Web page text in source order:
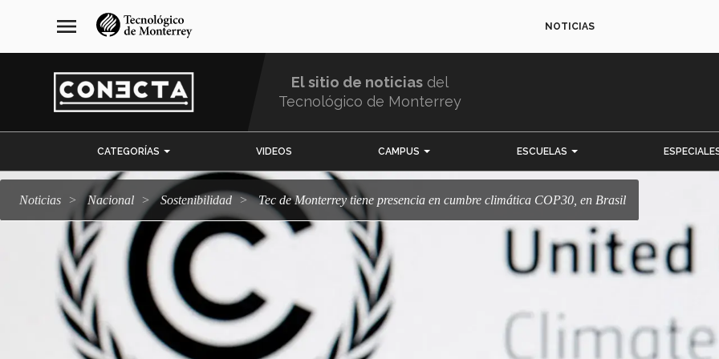
navegación
principal
menu NOTICIAS
El sitio de noticias del
Tecnológico de Monterrey
CATEGORÍAS VIDEOS CAMPUS ESCUELAS
Noticias Nacional sostenibilidad Tec de Monterrey tiene presencia en cumbre climática COP30, en Brasil